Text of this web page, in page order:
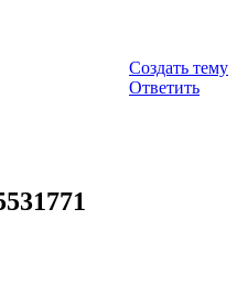
Создать тему
Ответить